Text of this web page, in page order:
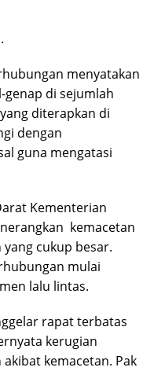
menyatakan
genap di sejumlah
diterapkan di
dengan
guna mengatasi
Kementerian
kemacetan
cukup besar.
mulai
lalu lintas.
rapat terbatas
kerugian
kemacetan. Pak